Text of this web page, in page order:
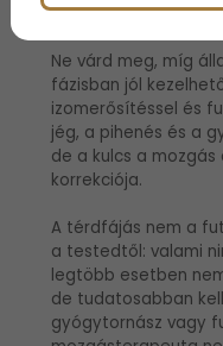
Sportorvosi tanács:
Ne várd meg, míg
fázisban jól
izomerősítéssel és
jég, a pihenés és a
de a kulcs a
korrekciója.
A térdfájás nem a
a testedtől: valami
legtöbb esetben
de tudatosabban
gyógytornász vagy